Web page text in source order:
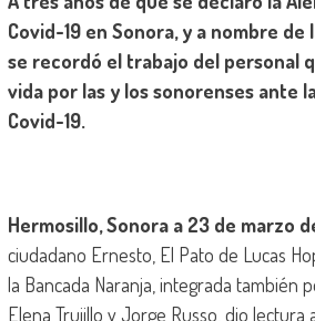
Covid-19 en Sonora, y a nombre de
se recordó el trabajo del personal
vida por las y los sonorenses ante
Covid-19.
Hermosillo, Sonora a 23 de marzo
ciudadano Ernesto, El Pato de Lucas
la Bancada Naranja, integrada también
Elena Trujillo y Jorge Russo, dio lectura